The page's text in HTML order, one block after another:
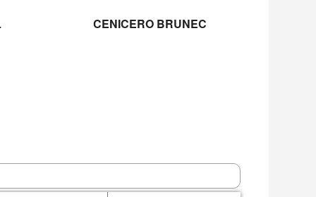
LEER MÁS
CENICERO BRUNEC